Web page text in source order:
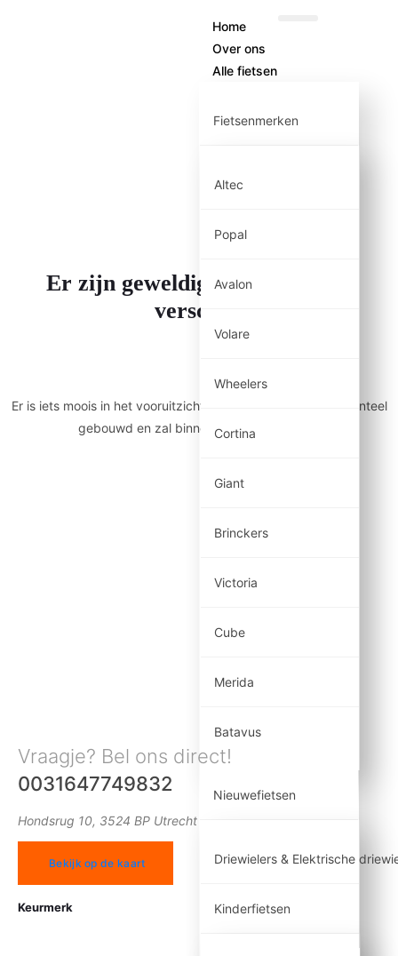
Home
Over ons
Alle fietsen
Fietsenmerken
Altec
Popal
Avalon
Volare
Wheelers
Cortina
Giant
Brinckers
Victoria
Cube
Merida
Batavus
Nieuwefietsen
Driewielers & Elektrische
Kinderfietsen
Er zijn geweldige dingen in het
verschiet
Er is iets moois in het vooruitzicht! Onze winkel wordt momenteel
gebouwd en zal binnenkort online komen!
Vraagje? Bel ons direct!
0031647749832
Hondsrug 10, 3524 BP Utrecht
Bekijk op de kaart
Keurmerk